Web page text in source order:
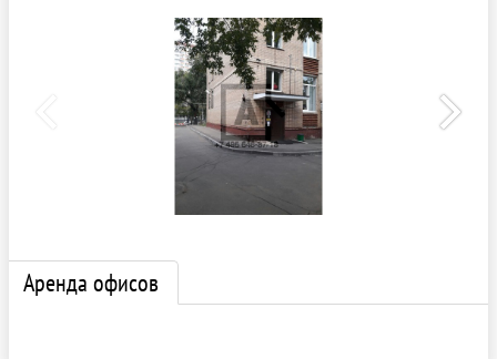
Аренда офисов